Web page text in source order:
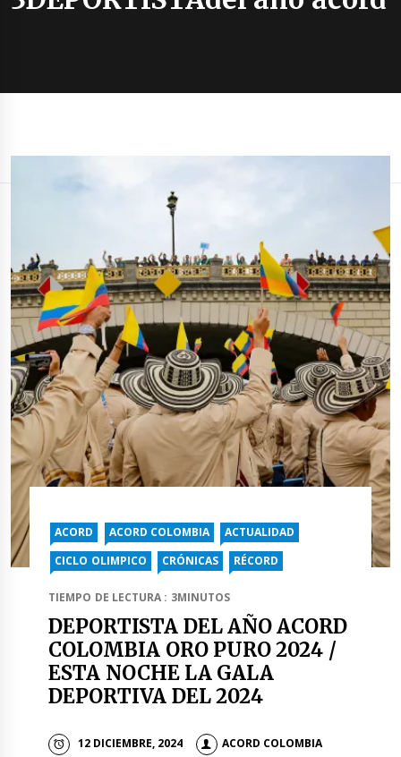
ACORD ACORD COLOMBIA
ACTUALIDAD
CICLO OLIMPICO
CRÓNICAS RÉCORD
TIEMPO DE LECTURA : 3MINUTOS
DEPORTISTA DEL AÑO ACORD
COLOMBIA ORO PURO 2024 /
ESTA NOCHE LA GALA
DEPORTIVA DEL 2024
12 DICIEMBRE, 2024
ACORD COLOMBIA